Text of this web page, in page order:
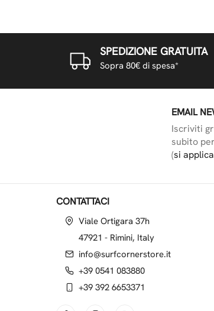
SPEDIZIONE GRATUITA
Sopra 80€ di spesa*
EMAIL
Iscriviti
subito
(si
CONTATTACI
Viale Ortigara 37h
47921 - Rimini, Italy
info@surfcornerstore.it
+39 0541 083880
+39 392 6653371